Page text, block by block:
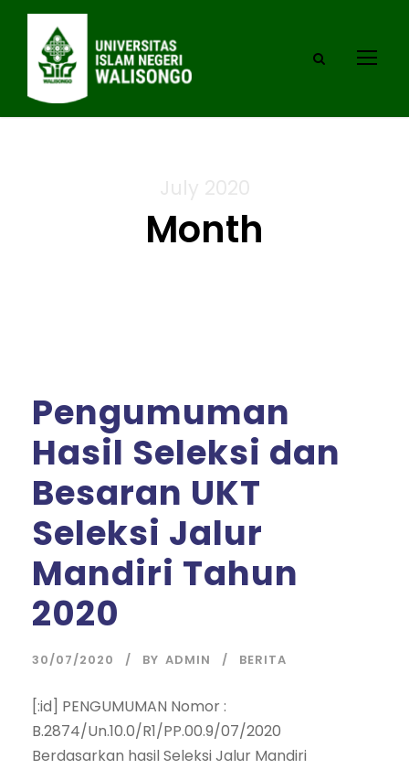
Month
Pengumuman
Hasil Seleksi dan
Besaran UKT
Seleksi Jalur
Mandiri Tahun
2020
30/07/2020 BY ADMIN BERITA
[:id] PENGUMUMAN Nomor :
B.2874/Un.10.0/R1/PP.00.9/07/2020
Berdasarkan hasil Seleksi Jalur Mandiri